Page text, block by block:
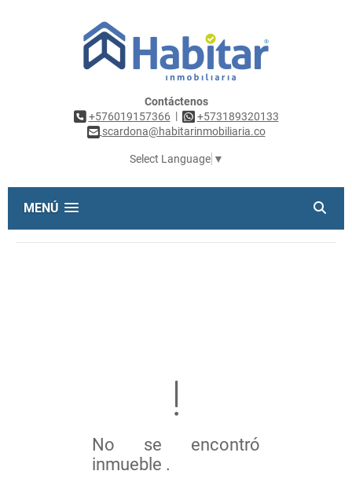
Contáctenos
+576019157366 |
+573189320133
scardona@habitarinmobiliaria.co
Select Language ▼
MENÚ
No se encontró
inmueble .